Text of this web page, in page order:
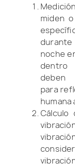
miden
noche
dentro
deben
para
humana
Cálculo